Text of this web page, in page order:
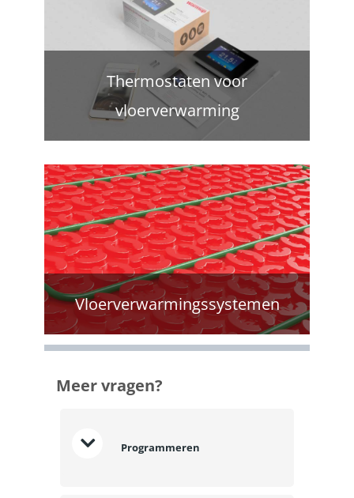
Thermostaten voor
vloerverwarming
Vloerverwarmingssystemen
Meer vragen?
Programmeren